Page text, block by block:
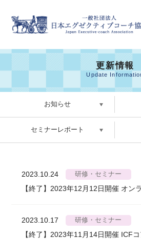
更新情報
Update
お知らせ
セミナーレポート
2023.10.24 研修・セミナー
【終了】2023年12月12日開催 オン
2023.10.17 研修・セミナー
【終了】2023年11月14日開催 ICF